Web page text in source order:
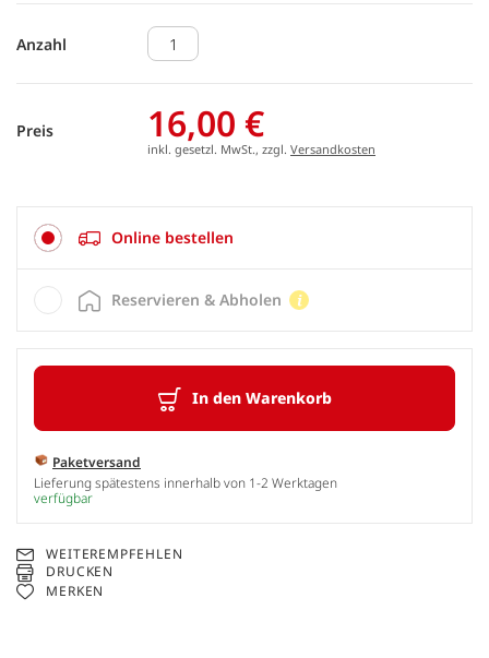
Anzahl
Preis 16,00 €
inkl. gesetzl. MwSt., zzgl. Versandkosten
Online bestellen
In den Warenkorb
Paketversand
Lieferung spätestens innerhalb von 1-2 Werktagen
verfügbar
Reservieren & Abholen
WEITEREMPFEHLEN
DRUCKEN
MERKEN